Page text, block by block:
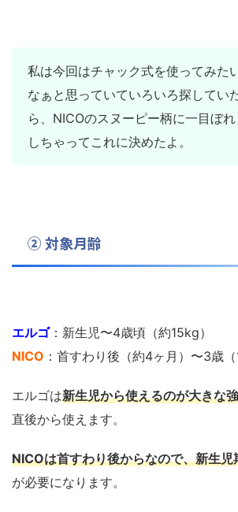
私は今回はチャック式を使ってみた
なぁと思っていていろいろ探してい
ら、NICOのスヌーピー柄に一目ぼれ
しちゃってこれに決めたよ。
② 対象月齢
エルゴ：新生児〜4歳頃（約15kg）
NICO ：首すわり後（約4ヶ月）〜3歳（
エルゴは新生児から使えるのが大きな
直後から使えます。
NICOは首すわり後からなので、新生児
が必要になります。